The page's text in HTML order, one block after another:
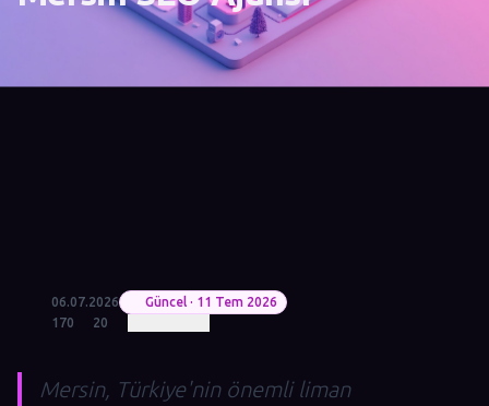
06.07.2026
Güncel · 11 Tem 2026
170
20
Mersin, Türkiye'nin önemli liman